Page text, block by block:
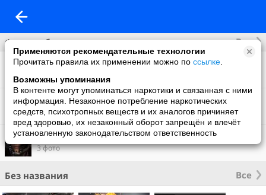
Применяются рекомендательные технологии
Прочитать правила их применении можно по ссылке
Возможны упоминания
В контенте могут упоминаться наркотики и связанная с ними
информация. Незаконное потребление наркотических
средств, психотропных веществ и их аналогов причиняет
вред здоровью, их незаконный оборот запрещён и влечёт
установленную законодательством ответственность
Фотоальбомы Все
Фото со мной
Фон на обложку
2 фото
Что нового
3 фото
Без названия Все